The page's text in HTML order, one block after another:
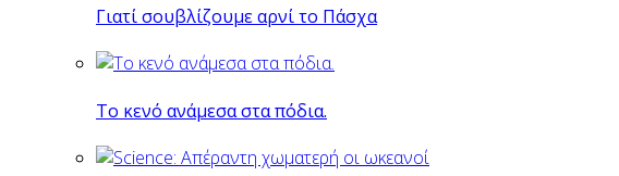
Γιατί σουβλίζουμε αρνί το Πάσχα
Το κενό ανάμεσα στα πόδια.